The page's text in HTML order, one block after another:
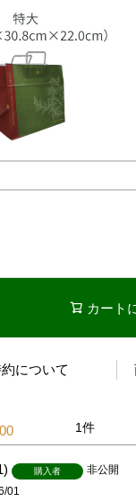
カート
について
1
購入者
非公開
01